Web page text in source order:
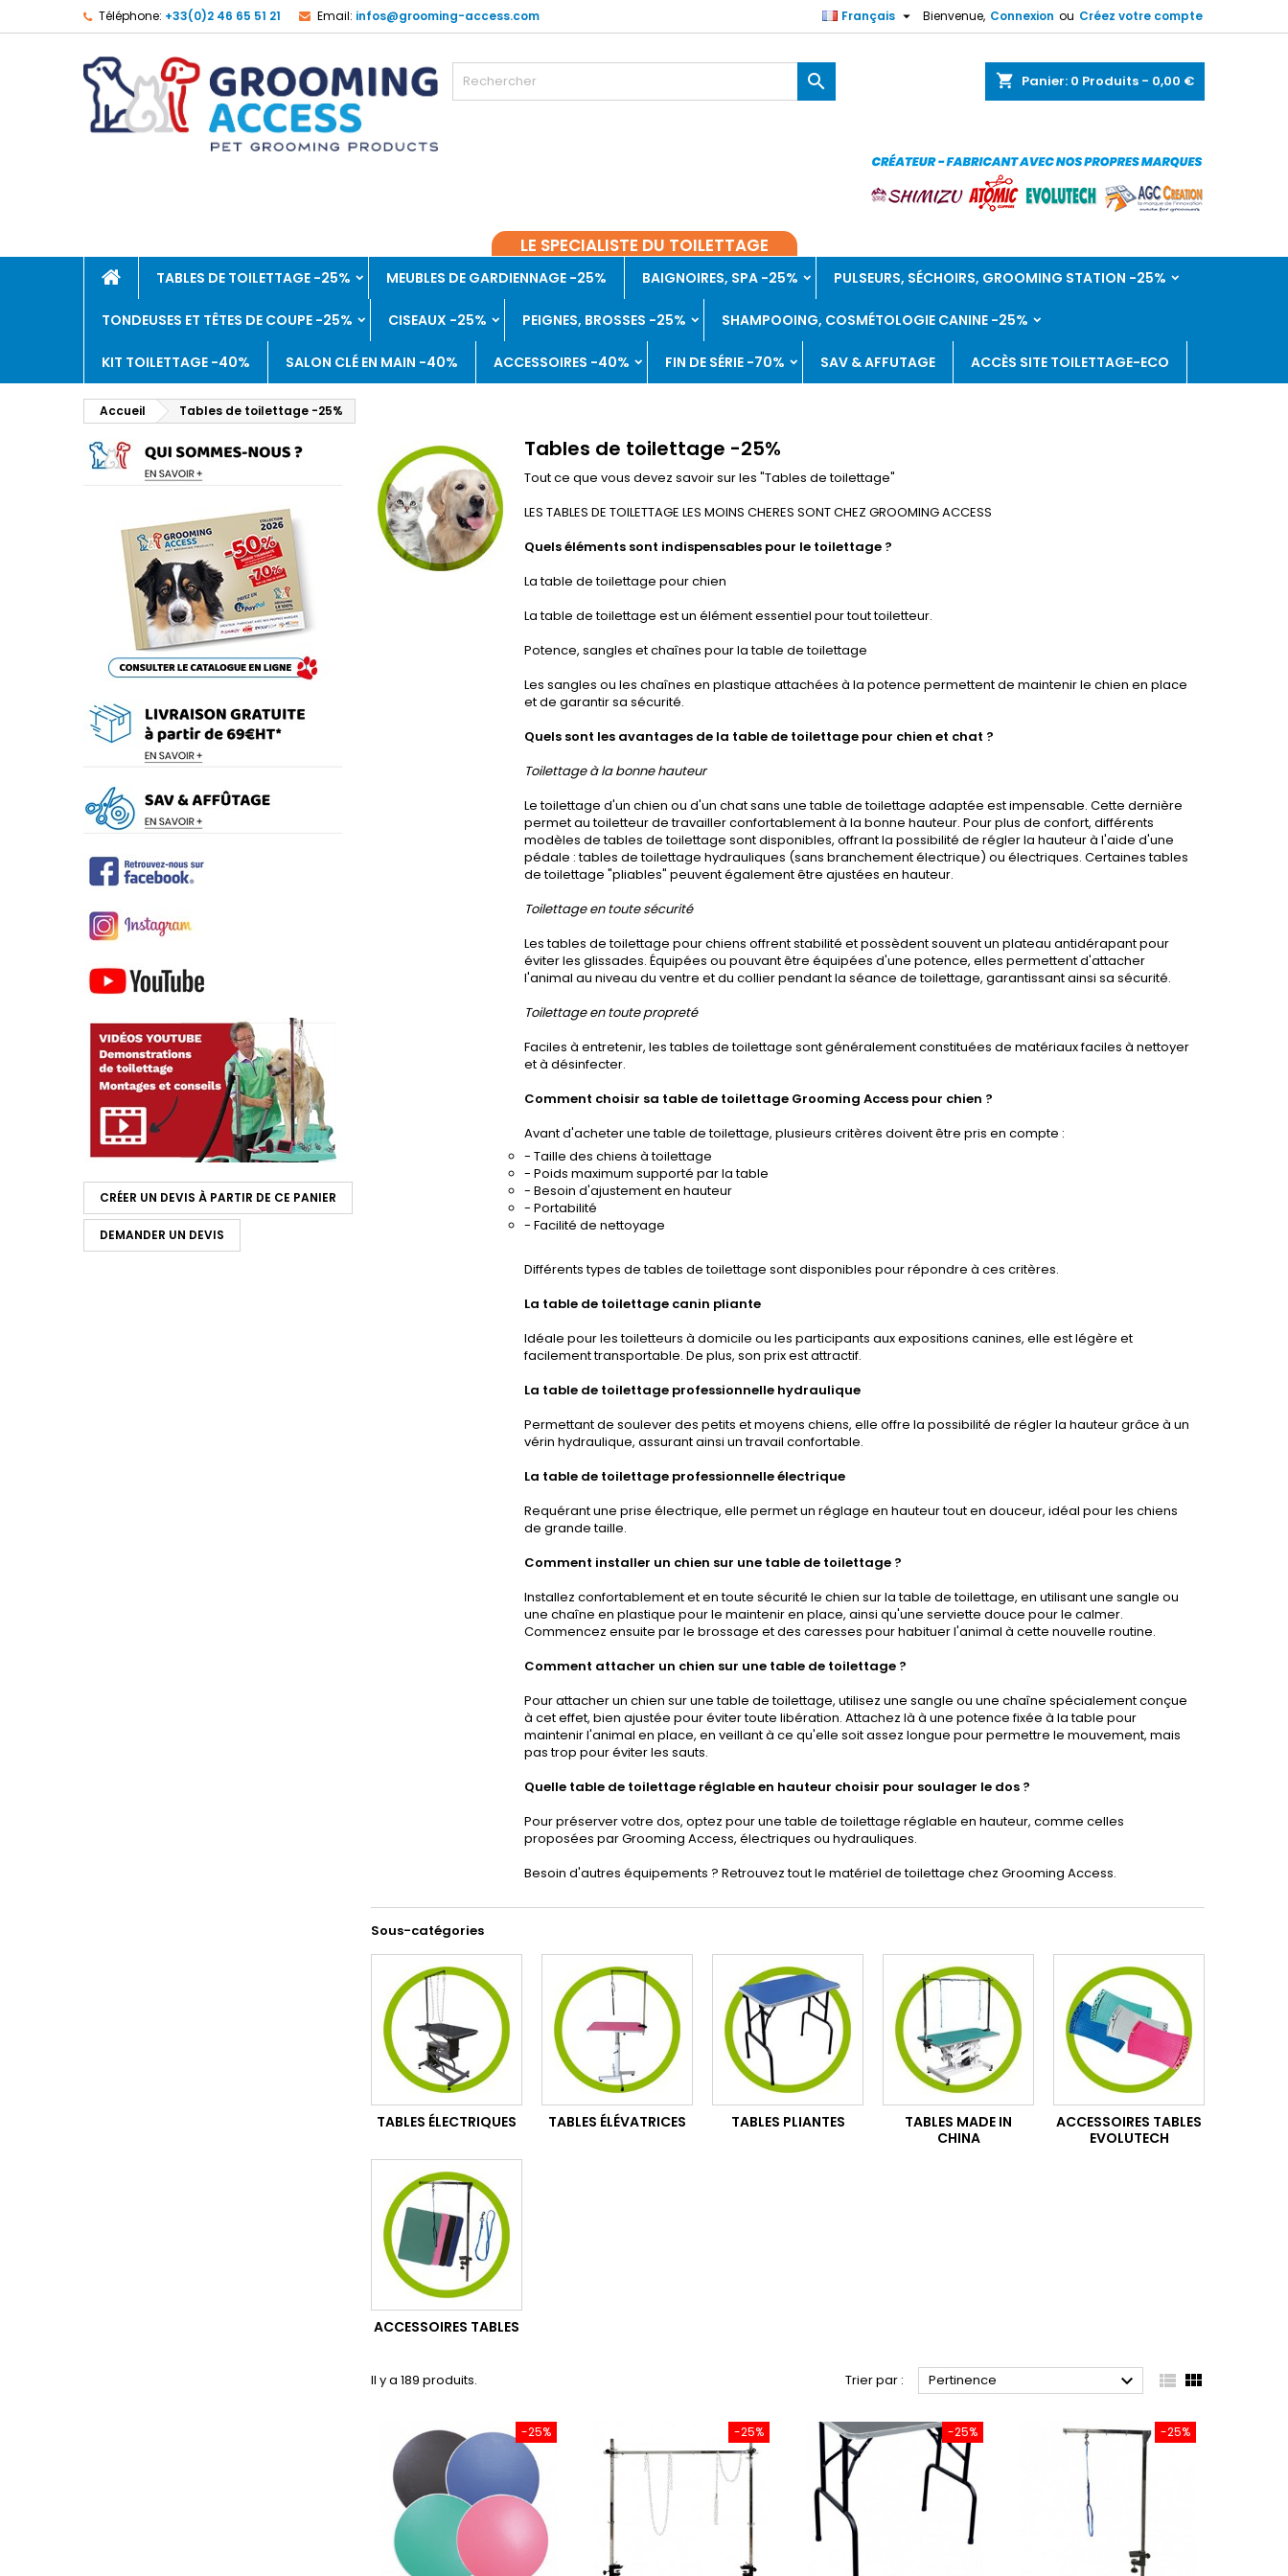
Téléphone: +33(0)2 46 65 51 21 Email: infos@grooming-access.com Bienvenue, Connexion ou Créez votre compte
Français 
shopping_cart Panier: 0 Produits - 0,00 €

LE SPECIALISTE DU TOILETTAGE
TABLES DE TOILETTAGE -25% MEUBLES DE GARDIENNAGE -25% BAIGNOIRES, SPA -25% PULSEURS, SÉCHOIRS, GROOMING STATION -25%
TONDEUSES ET TÊTES DE COUPE -25% CISEAUX -25% PEIGNES, BROSSES -25% SHAMPOOING, COSMÉTOLOGIE CANINE -25%
KIT TOILETTAGE -40% SALON CLÉ EN MAIN -40% ACCESSOIRES -40% FIN DE SÉRIE -70% SAV & AFFUTAGE ACCÈS SITE TOILETTAGE-ECO
Accueil Tables de toilettage -25%
CRÉER UN DEVIS À PARTIR DE CE PANIER
DEMANDER UN DEVIS
Tables de toilettage -25%
Tout ce que vous devez savoir sur les "Tables de toilettage"
LES TABLES DE TOILETTAGE LES MOINS CHERES SONT CHEZ GROOMING ACCESS
Quels éléments sont indispensables pour le toilettage ?
La table de toilettage pour chien
La table de toilettage est un élément essentiel pour tout toiletteur.
Potence, sangles et chaînes pour la table de toilettage
Les sangles ou les chaînes en plastique attachées à la potence permettent de maintenir le chien en place
et de garantir sa sécurité.
Quels sont les avantages de la table de toilettage pour chien et chat ?
Toilettage à la bonne hauteur
Le toilettage d'un chien ou d'un chat sans une table de toilettage adaptée est impensable. Cette dernière
permet au toiletteur de travailler confortablement à la bonne hauteur. Pour plus de confort, différents
modèles de tables de toilettage sont disponibles, offrant la possibilité de régler la hauteur à l'aide d'une
pédale : tables de toilettage hydrauliques (sans branchement électrique) ou électriques. Certaines tables
de toilettage "pliables" peuvent également être ajustées en hauteur.
Toilettage en toute sécurité
Les tables de toilettage pour chiens offrent stabilité et possèdent souvent un plateau antidérapant pour
éviter les glissades. Équipées ou pouvant être équipées d'une potence, elles permettent d'attacher
l'animal au niveau du ventre et du collier pendant la séance de toilettage, garantissant ainsi sa sécurité.
Toilettage en toute propreté
Faciles à entretenir, les tables de toilettage sont généralement constituées de matériaux faciles à nettoyer
et à désinfecter.
Comment choisir sa table de toilettage Grooming Access pour chien ?
Avant d'acheter une table de toilettage, plusieurs critères doivent être pris en compte :
- Taille des chiens à toilettage
- Poids maximum supporté par la table
- Besoin d'ajustement en hauteur
- Portabilité
- Facilité de nettoyage
Différents types de tables de toilettage sont disponibles pour répondre à ces critères.
La table de toilettage canin pliante
Idéale pour les toiletteurs à domicile ou les participants aux expositions canines, elle est légère et
facilement transportable. De plus, son prix est attractif.
La table de toilettage professionnelle hydraulique
Permettant de soulever des petits et moyens chiens, elle offre la possibilité de régler la hauteur grâce à un
vérin hydraulique, assurant ainsi un travail confortable.
La table de toilettage professionnelle électrique
Requérant une prise électrique, elle permet un réglage en hauteur tout en douceur, idéal pour les chiens
de grande taille.
Comment installer un chien sur une table de toilettage ?
Installez confortablement et en toute sécurité le chien sur la table de toilettage, en utilisant une sangle ou
une chaîne en plastique pour le maintenir en place, ainsi qu'une serviette douce pour le calmer.
Commencez ensuite par le brossage et des caresses pour habituer l'animal à cette nouvelle routine.
Comment attacher un chien sur une table de toilettage ?
Pour attacher un chien sur une table de toilettage, utilisez une sangle ou une chaîne spécialement conçue
à cet effet, bien ajustée pour éviter toute libération. Attachez là à une potence fixée à la table pour
maintenir l'animal en place, en veillant à ce qu'elle soit assez longue pour permettre le mouvement, mais
pas trop pour éviter les sauts.
Quelle table de toilettage réglable en hauteur choisir pour soulager le dos ?
Pour préserver votre dos, optez pour une table de toilettage réglable en hauteur, comme celles
proposées par Grooming Access, électriques ou hydrauliques.
Besoin d'autres équipements ? Retrouvez tout le matériel de toilettage chez Grooming Access.
Sous-catégories
TABLES ÉLECTRIQUES TABLES ÉLÉVATRICES TABLES PLIANTES
TABLES MADE IN
CHINA
ACCESSOIRES TABLES
EVOLUTECH
ACCESSOIRES TABLES
Il y a 189 produits. Trier par : Pertinence   
-25% -25% -25% -25%